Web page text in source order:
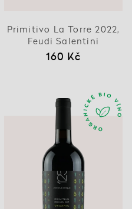
Primitivo La Torre 2022,
Feudi Salentini
160 Kč